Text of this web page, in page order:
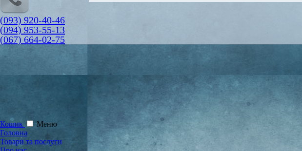
(093) 920-40-46
(094) 953-55-13
(067) 664-02-75
Кошик
Меню
Головна
Товари та послуги